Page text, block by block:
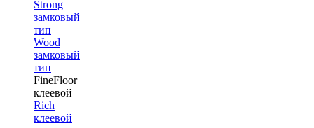
Strong
замковый
тип
Wood
замковый
тип
FineFloor
клеевой
Rich
клеевой